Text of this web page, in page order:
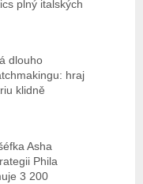
plný italských
dlouho
hraj
klidně
Asha
Phila
3 200